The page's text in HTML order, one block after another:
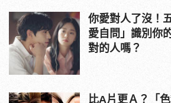
你愛對人了沒！
愛自問」識別你
對的人嗎？
比A片更Ａ？「色